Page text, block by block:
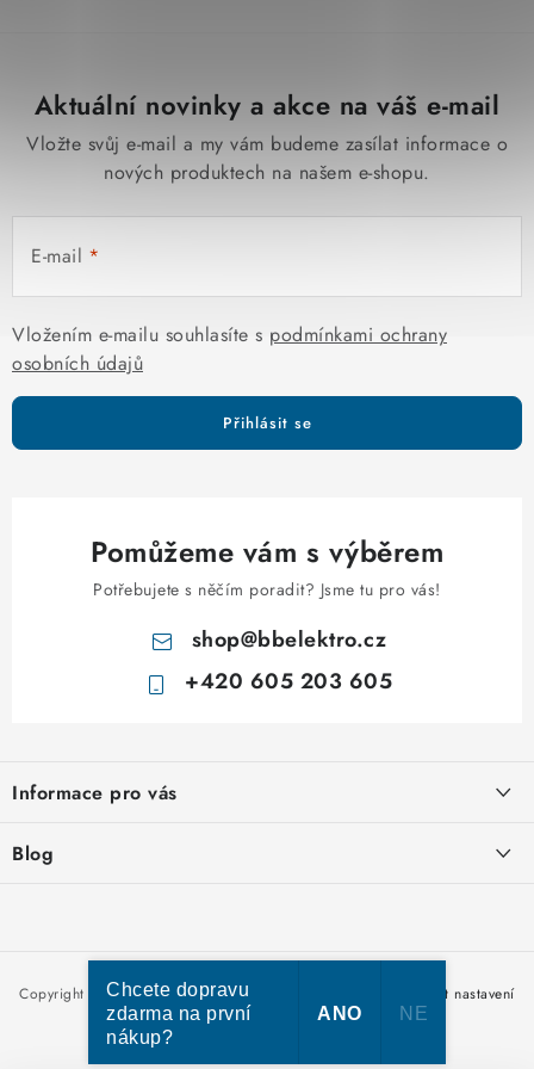
Aktuální novinky a akce na váš e-mail
Vložte svůj e-mail a my vám budeme zasílat informace o
nových produktech na našem e-shopu.
E-mail
Vložením e-mailu souhlasíte s podmínkami ochrany
osobních údajů
Přihlásit se
Pomůžeme vám s výběrem
Potřebujete s něčím poradit? Jsme tu pro vás!
shop@bbelektro.cz
+420 605 203 605
p
a
Informace pro vás
Blog
Nakupujte u nás hned a zaplaťte později – nově přijímáme Skip
Pay
Kabel CYKY – jak vybrat správný typ a průřez
Copyright 2026bbelektro.cz. Všechna práva vyhrazena.
Upravit nastavení
cookies
Chcete dopravu
zdarma na první
nákup?
ANO NE